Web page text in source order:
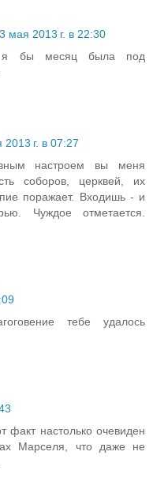
мая 2013 г. в 22:30
я бы месяц была под
2013 г. в 07:27
настроем вы меня
соборов, церквей, их
поражает. Входишь - и
Чуждое отметается.
тебе удалось
факт настолько очевиден
Марселя, что даже не